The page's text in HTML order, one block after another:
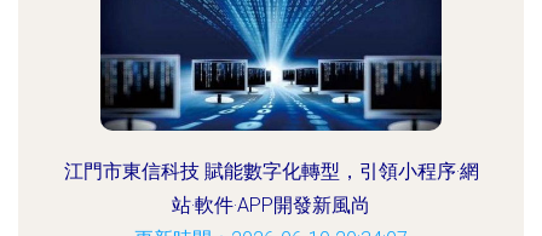
江門市東信科技 賦能數字化轉型，引領小程序·網
站·軟件·APP開發新風尚